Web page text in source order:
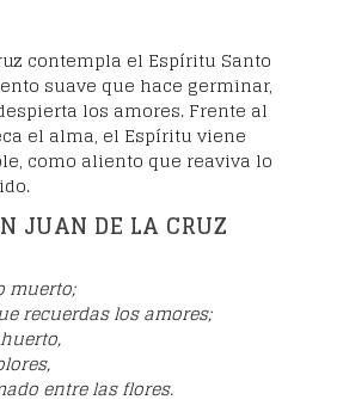
contempla el Espíritu Santo
suave que hace germinar,
los amores. Frente al
el alma, el Espíritu viene
como aliento que reaviva lo
JUAN DE LA CRUZ
muerto;
recuerdas los amores;
entre las flores.